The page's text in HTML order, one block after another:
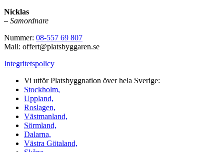
Nicklas
– Samordnare
Nummer: 08-557 69 807
Mail: offert@platsbyggaren.se
Integritetspolicy
Vi utför Platsbyggnation över hela Sverige:
Stockholm,
Uppland,
Roslagen,
Västmanland,
Sörmland,
Dalarna,
Västra Götaland,